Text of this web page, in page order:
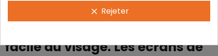
une sangle de réglage
facile au visage. Les écrans de
clear Rejeter